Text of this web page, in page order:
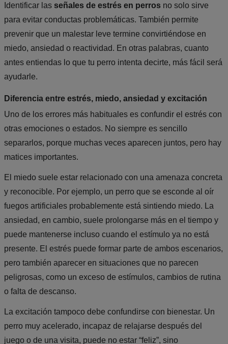
Identificar las señales de estrés en perros no solo sirve
para evitar conductas problemáticas. También permite
prevenir que un malestar leve termine convirtiéndose en
miedo, ansiedad o reactividad. En otras palabras, cuanto
antes entiendas lo que tu perro intenta decirte, más fácil será
ayudarle.
Diferencia entre estrés, miedo, ansiedad y excitación
Uno de los errores más habituales es confundir el estrés con
otras emociones o estados. No siempre es sencillo
separarlos, porque muchas veces aparecen juntos, pero hay
matices importantes.
El miedo suele estar relacionado con una amenaza concreta
y reconocible. Por ejemplo, un perro que se esconde al oír
fuegos artificiales probablemente está sintiendo miedo. La
ansiedad, en cambio, suele prolongarse más en el tiempo y
puede mantenerse incluso cuando el estímulo ya no está
presente. El estrés puede formar parte de ambos escenarios,
pero también aparecer en situaciones que no parecen
peligrosas, como un exceso de estímulos, cambios de rutina
o falta de descanso.
La excitación tampoco debe confundirse con bienestar. Un
perro muy acelerado, incapaz de relajarse después del
juego o de una visita, puede no estar “feliz”, sino